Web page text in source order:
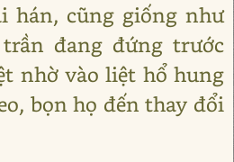
hán, cũng giống như
đang đứng trước
nhờ vào liệt hổ hung
bọn họ đến thay đổi